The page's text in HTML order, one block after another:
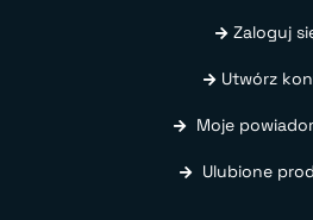
Zaloguj
Utwórz
Moje
Ulubione